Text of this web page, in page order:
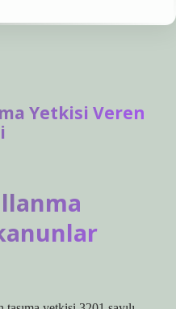
Yetkisi Veren